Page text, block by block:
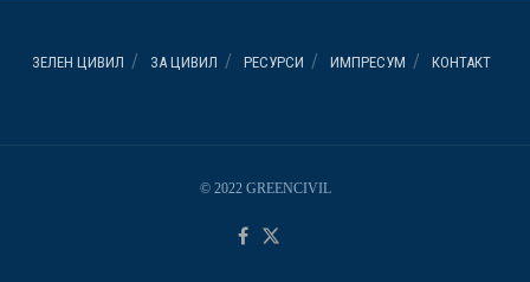
ЗЕЛЕН ЦИВИЛ ЗА ЦИВИЛ РЕСУРСИ ИМПРЕСУМ КОНТАКТ
© 2022 GREENCIVIL